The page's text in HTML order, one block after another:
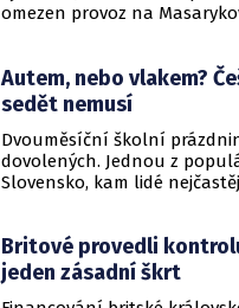
omezen provoz na
Autem, nebo vlakem?
sedět nemusí
Dvouměsíční školní
dovolených. Jednou z
Slovensko, kam lidé
Britové provedli
jeden zásadní škrt